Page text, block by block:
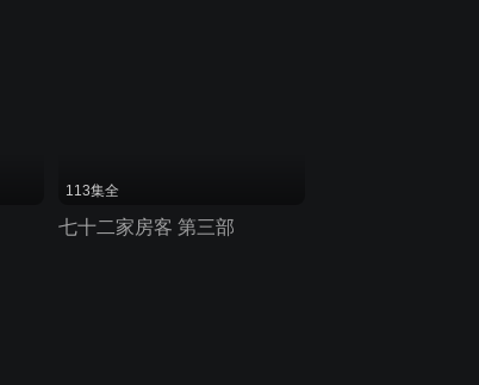
113集全
七十二家房客 第三部